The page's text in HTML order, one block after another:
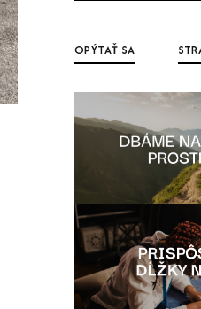
OPÝTAŤ SA